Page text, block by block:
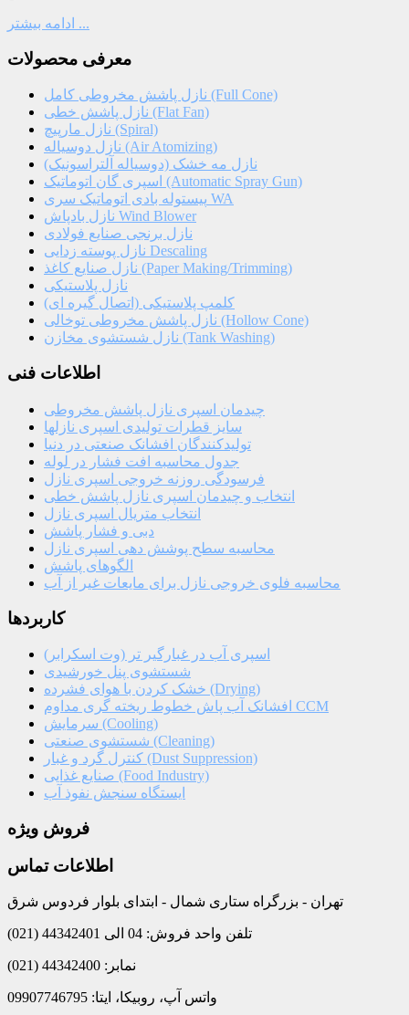
ادامه بیشتر ...
معرفی محصولات
نازل پاشش مخروطی کامل (Full Cone)
نازل پاشش خطی (Flat Fan)
نازل مارپیچ (Spiral)
نازل دوسیاله (Air Atomizing)
نازل مه خشک (دوسیاله آلتراسونیک)
اسپری گان اتوماتیک (Automatic Spray Gun)
پیستوله بادی اتوماتیک سری WA
نازل بادپاش Wind Blower
نازل برنجی صنایع فولادی
نازل پوسته زدایی Descaling
نازل صنایع کاغذ (Paper Making/Trimming)
نازل پلاستیکی
کلمپ پلاستیکی (اتصال گیره ای)
نازل پاشش مخروطی توخالی (Hollow Cone)
نازل شستشوی مخازن (Tank Washing)
اطلاعات فنی
چیدمان اسپری نازل پاشش مخروطی
سایز قطرات تولیدی اسپری نازلها
تولیدکنندگان افشانک صنعتی در دنیا
جدول محاسبه افت فشار در لوله
فرسودگی روزنه خروجی اسپری نازل
انتخاب و چیدمان اسپری نازل پاشش خطی
انتخاب متریال اسپری نازل
دبی و فشار پاشش
محاسبه سطح پوشش دهی اسپری نازل
الگوهای پاشش
محاسبه فلوی خروجی نازل برای مایعات غیر از آب
کاربردها
اسپری آب در غبارگیر تر (وت اسکرابر)
شستشوی پنل خورشیدی
خشک کردن با هوای فشرده (Drying)
افشانک آب پاش خطوط ریخته گری مداوم CCM
سرمایش (Cooling)
شستشوی صنعتی (Cleaning)
کنترل گرد و غبار (Dust Suppression)
صنایع غذایی (Food Industry)
ایستگاه سنجش نفوذ آب
فروش ویژه
اطلاعات تماس
تهران - بزرگراه ستاری شمال - ابتدای بلوار فردوس شرق
تلفن واحد فروش: 04 الی 44342401 (021)
نمابر: 44342400 (021)
واتس آپ، روبیکا، ایتا: 09907746795